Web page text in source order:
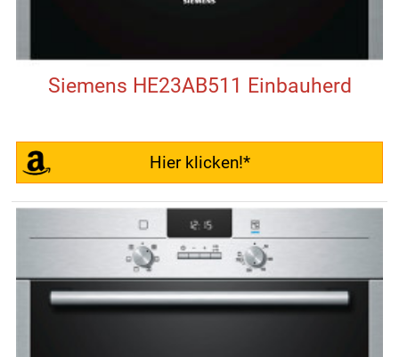
Siemens HE23AB511 Einbauherd
Hier klicken!*